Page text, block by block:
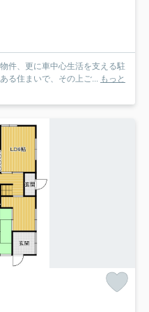
件、更に車中心生活を支える駐
る住まいで、その上ご... もっと